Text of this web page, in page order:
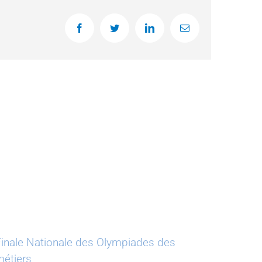
FacebookTwitter LinkedInEmail
Nationale des Olympiades des